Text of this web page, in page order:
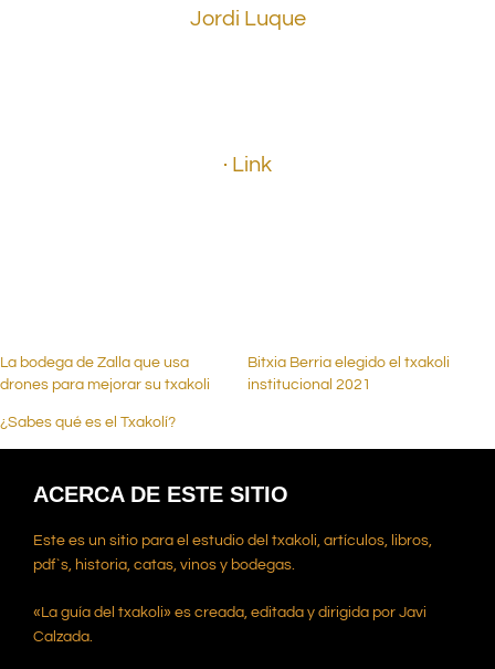
Jordi Luque
· Link
La bodega de Zalla que usa
drones para mejorar su txakoli
Bitxia Berria elegido el txakoli
institucional 2021
¿Sabes qué es el Txakolí?
ACERCA DE ESTE SITIO
Este es un sitio para el estudio del txakoli, artículos, libros,
pdf`s, historia, catas, vinos y bodegas.
«La guía del txakoli» es creada, editada y dirigida por Javi
Calzada.